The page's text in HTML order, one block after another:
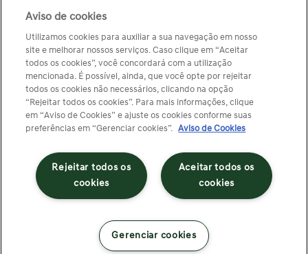
Razão Social: RODOBENS COMÉRCIO E LOCAÇÃO DE
Endereço Matriz: Av. Juscelino Kubitschek De Oliveira,
4100 - Residencial Eco Village - São José do Rio Preto-SP
Desacelere. Seu bem maior é a vida.
© Copyright 2026
AutoForce - Todos os direitos reservados.
Aviso de cookies
Utilizamos cookies para auxiliar a sua navegação em nosso
site e melhorar nossos serviços. Caso clique em “Aceitar
todos os cookies”, você concordará com a utilização
mencionada. É possível, ainda, que você opte por rejeitar
todos os cookies não necessários, clicando na opção
“Rejeitar todos os cookies”. Para mais informações, clique
em “Aviso de Cookies” e ajuste os cookies conforme suas
preferências em “Gerenciar cookies”.
Aviso de Cookies
Aceitar todos os
cookies
Rejeitar todos os
cookies
Gerenciar cookies